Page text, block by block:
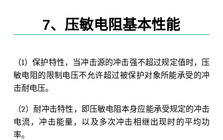
7、压敏电阻基本性能
（1）保护特性，当冲击源的冲击强不超过规定值时，压
敏电阻的限制电压不允许超过被保护对象所能承受的冲
击耐电压。
（2）耐冲击特性，即压敏电阻本身应能承受规定的冲击
电流，冲击能量，以及多次冲击相继出现时的平均功
率。